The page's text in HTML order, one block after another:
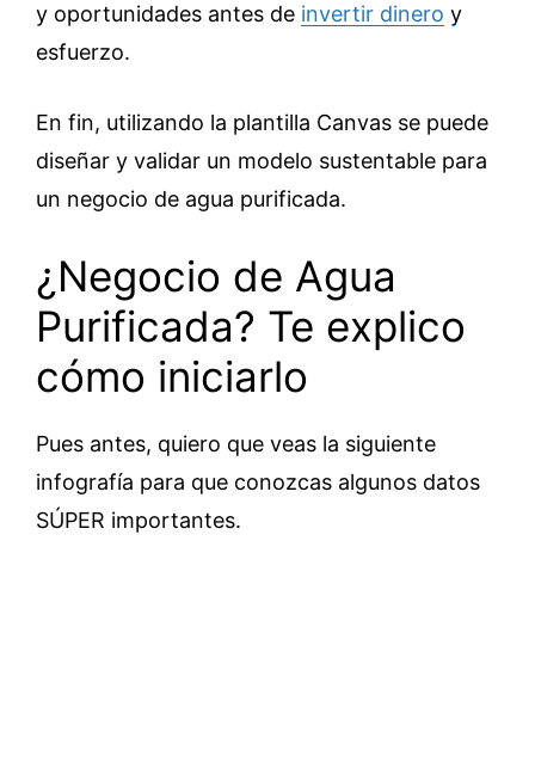
y oportunidades antes de invertir dinero y
esfuerzo.
En fin, utilizando la plantilla Canvas se puede
diseñar y validar un modelo sustentable para
un negocio de agua purificada.
¿Negocio de Agua
Purificada? Te explico
cómo iniciarlo
Pues antes, quiero que veas la siguiente
infografía para que conozcas algunos datos
SÚPER importantes.